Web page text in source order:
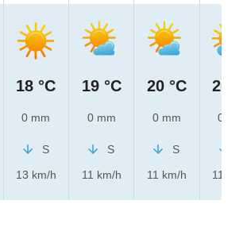
18 °C
0 mm
S
13 km/h
19 °C
0 mm
S
11 km/h
20 °C
0 mm
S
11 km/h
20 °C
0 mm
11 km/h